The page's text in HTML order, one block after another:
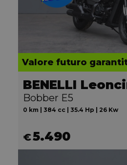
Valore futuro
BENELLI
Bobber E5
0 km | 384 cc | 35.4 Hp | 26 Kw
€5.490